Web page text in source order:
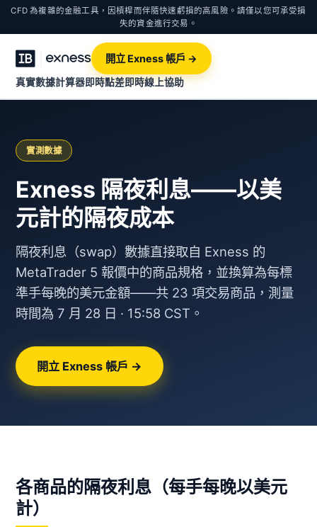
CFD 為複雜的金融工具，因槓桿而伴隨快速虧損的高風險。請僅以您可承受損
失的資金進行交易。
真實數據計算器即時點差即時線上協助
開立 Exness 帳戶 →
實測數據
Exness 隔夜利息——以美
元計的隔夜成本
隔夜利息（swap）數據直接取自 Exness 的
MetaTrader 5 報價中的商品規格，並換算為每標
準手每晚的美元金額——共 23 項交易商品，測量
時間為 7 月 28 日 · 15:58 CST。
開立 Exness 帳戶 →
各商品的隔夜利息（每手每晚以美元
計）